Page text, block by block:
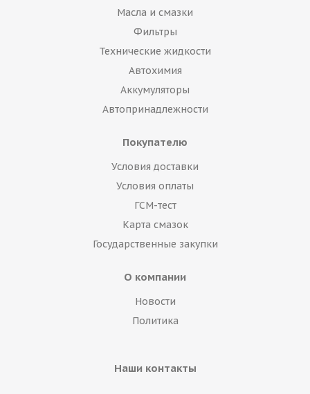
Масла и смазки
Фильтры
Технические жидкости
Автохимия
Аккумуляторы
Автопринадлежности
Покупателю
Условия доставки
Условия оплаты
ГСМ-тест
Карта смазок
Государственные закупки
О компании
Новости
Политика
Наши контакты